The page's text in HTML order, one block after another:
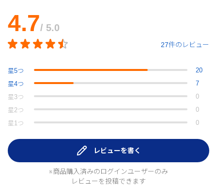
4.7/ 5.0
27件のレビュー
星5つ
20
星4つ
7
星 3つ
0
星 2つ
0
星 1 つ 0
レビューを書く
※商品購入済みのログインユーザーのみ
レビューを投稿できます